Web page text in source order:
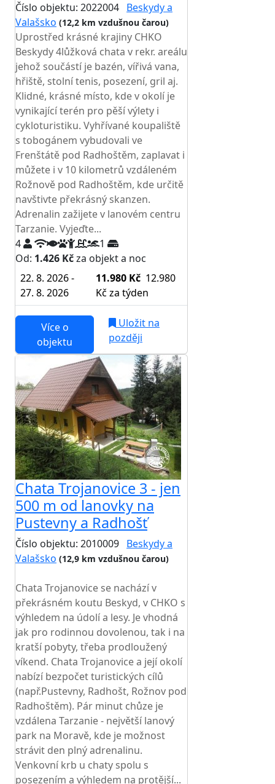
Číslo objektu: 2022004 Beskydy a
Valašsko (12,2 km vzdušnou čarou)
Uprostřed krásné krajiny CHKO
Beskydy 4lůžková chata v rekr. areálu
jehož součástí je bazén, vířivá vana,
hřiště, stolní tenis, posezení, gril aj.
Klidné, krásné místo, kde v okolí je
vynikající terén pro pěší výlety i
cykloturistiku. Vyhřívané koupaliště
s tobogánem vybudovali ve
Frenštátě pod Radhoštěm, zaplavat i
můžete i v 10 kilometrů vzdáleném
Rožnově pod Radhoštěm, kde určitě
navštivte překrásný skanzen.
Adrenalin zažijete v lanovém centru
Tarzanie. Vyjeďte...
4
1
Od: 1.426 Kčza objekt a noc
22. 8. 2026 -
27. 8. 2026
11.980 Kč 12.980
Kč za týden
Více o
objektu
Uložit na
později
Chata Trojanovice 3 - jen
500 m od lanovky na
Pustevny a Radhošť
Číslo objektu: 2010009 Beskydy a
Valašsko (12,9 km vzdušnou čarou)
Chata Trojanovice se nachází v
překrásném koutu Beskyd, v CHKO s
výhledem na údolí a lesy. Je vhodná
jak pro rodinnou dovolenou, tak i na
kratší pobyty, třeba prodloužený
víkend. Chata Trojanovice a její okolí
nabízí bezpočet turistických cílů
(např.Pustevny, Radhošt, Rožnov pod
Radhoštěm). Pár minut chůze je
vzdálena Tarzanie - největší lanový
park na Moravě, kde je možnost
strávit den plný adrenalinu.
Venkovní krb u chaty spolu s
posezením a výhledem na protější...